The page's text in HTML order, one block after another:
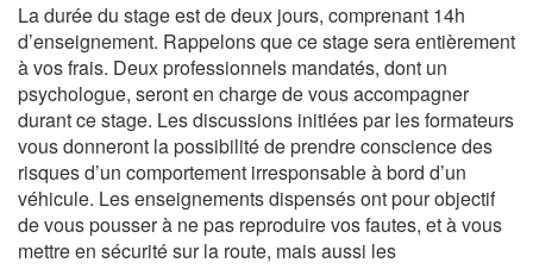
La durée du stage est de deux jours, comprenant 14h
d’enseignement. Rappelons que ce stage sera entièrement
à vos frais. Deux professionnels mandatés, dont un
psychologue, seront en charge de vous accompagner
durant ce stage. Les discussions initiées par les formateurs
vous donneront la possibilité de prendre conscience des
risques d’un comportement irresponsable à bord d’un
véhicule. Les enseignements dispensés ont pour objectif
de vous pousser à ne pas reproduire vos fautes, et à vous
mettre en sécurité sur la route, mais aussi les